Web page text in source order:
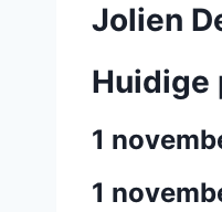
Jolien
Huidige
1
1